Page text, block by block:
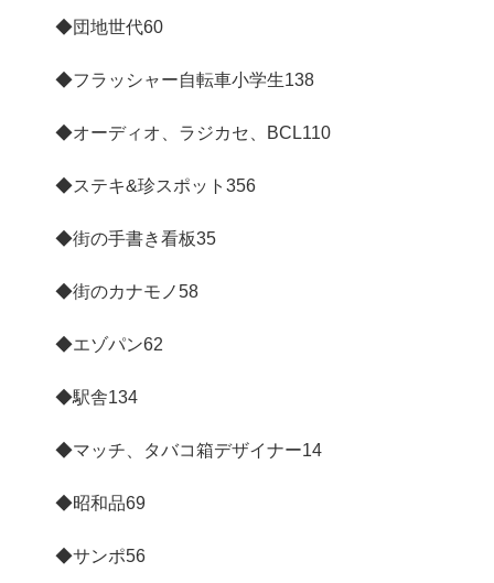
◆団地世代60
◆フラッシャー自転車小学生138
◆オーディオ、ラジカセ、BCL110
◆ステキ&珍スポット 356
◆街の手書き看板35
◆街のカナモノ58
◆エゾパン62
◆駅舎134
◆マッチ、タバコ箱デザイナー14
◆昭和品69
◆サンポ56